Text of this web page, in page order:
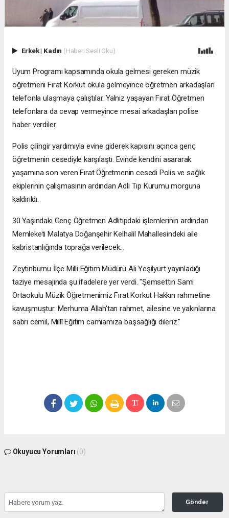
Erkek| Kadın (Haberi Sesli Oku)
Uyum Programı kapsamında okula gelmesi gereken müzik
öğretmeni Fırat Korkut okula gelmeyince öğretmen arkadaşları
telefonla ulaşmaya çalıştılar. Yalnız yaşayan Fırat Öğretmen
telefonlara da cevap vermeyince mesai arkadaşları polise
haber verdiler.
Polis çilingir yardımıyla evine giderek kapısını açınca genç
öğretmenin cesediyle karşılaştı. Evinde kendini asararak
yaşamına son veren Fırat Öğretmenin cesedi Polis ve sağlık
ekiplerinin çalışmasının ardından Adli Tıp Kurumu morguna
kaldırıldı.
30 Yaşındaki Genç Öğretmen Adlitıpdaki işlemlerinin ardından
Memleketi Malatya Doğanşehir Kelhalil Mahallesindeki aile
kabristanlığında toprağa verilecek...
Zeytinburnu İlçe Milli Eğitim Müdürü Ali Yeşilyurt yayınladığı
taziye mesajında şu ifadelere yer verdi. "Şemsettin Sami
Ortaokulu Müzik Öğretmenimiz Fırat Korkut Hakkın rahmetine
kavuşmuştur. Merhuma Allah'tan rahmet, ailesine ve yakınlarına
sabrı cemil, Millî Eğitim camiamıza başsağlığı dileriz."
Okuyucu Yorumları (0)
Gönder